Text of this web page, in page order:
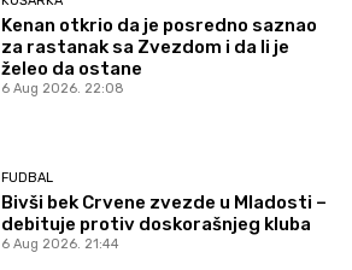
Kenan otkrio da je posredno saznao
za rastanak sa Zvezdom i da li je
želeo da ostane
6 Aug 2026. 22:08
FUDBAL
Bivši bek Crvene zvezde u Mladosti –
debituje protiv doskorašnjeg kluba
6 Aug 2026. 21:44